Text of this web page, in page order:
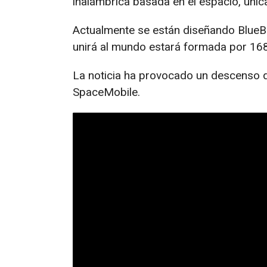
Actualmente se están diseñando
unirá al mundo estará formada por
La noticia ha provocado un descenso
SpaceMobile.